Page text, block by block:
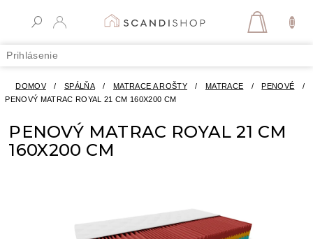
Prihlásenie
DOMOV / SPÁLŇA / MATRACE A ROŠTY / MATRACE / PENOVÉ
/
PENOVÝ MATRAC ROYAL 21 CM 160X200 CM
PENOVÝ MATRAC ROYAL 21 CM
160X200 CM